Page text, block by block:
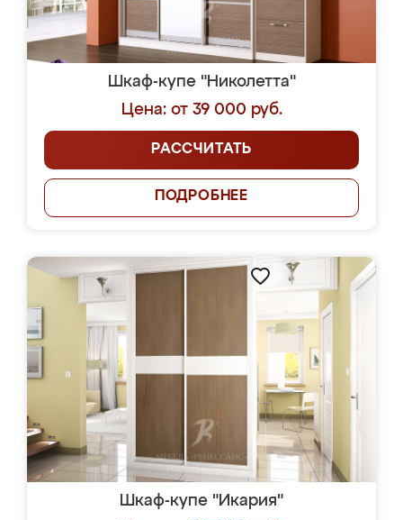
Шкаф-купе "Николетта"
Цена: от 39 000 руб.
РАССЧИТАТЬ
ПОДРОБНЕЕ
Шкаф-купе "Икария"